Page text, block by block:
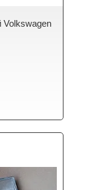
Volkswagen